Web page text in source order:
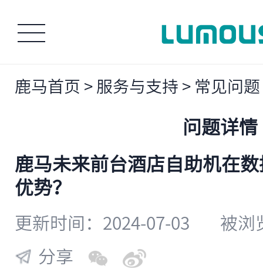
鹿马首页 > 服务与支持 > 常见问题
问题详情
鹿马未来前台酒店自助机在
优势？
更新时间：2024-07-03
被浏
分享